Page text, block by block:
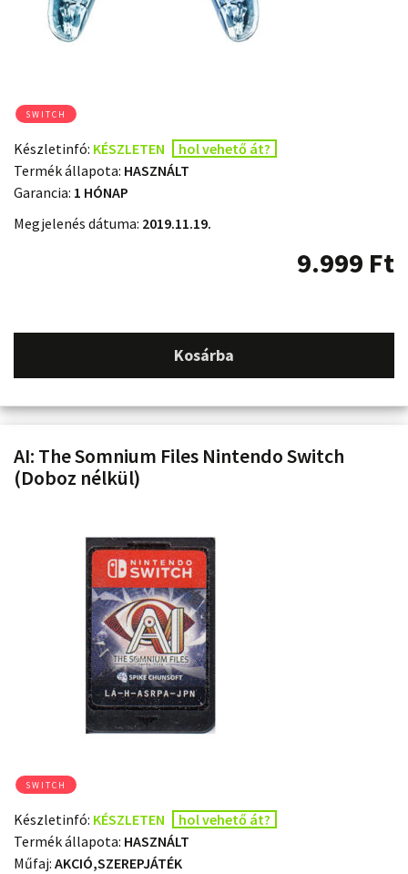
SWITCH
Készletinfó: KÉSZLETEN
hol vehető át?
Termék állapota: HASZNÁLT
Garancia: 1 HÓNAP
Megjelenés dátuma: 2019.11.19.
9.999 Ft
Kosárba
AI: The Somnium Files Nintendo Switch
(Doboz nélkül)
SWITCH
Készletinfó: KÉSZLETEN
hol vehető át?
Termék állapota: HASZNÁLT
Műfaj: AKCIÓ,SZEREPJÁTÉK